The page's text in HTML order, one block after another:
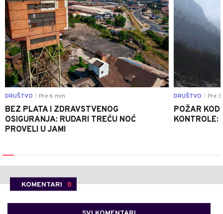
DRUŠTVO Pre 6 min
BEZ PLATA I ZDRAVSTVENOG
OSIGURANJA: RUDARI TREĆU NOĆ
PROVELI U JAMI
DRUŠTVO Pre
POŽAR KOD
KONTROLE:
KOMENTARI 0